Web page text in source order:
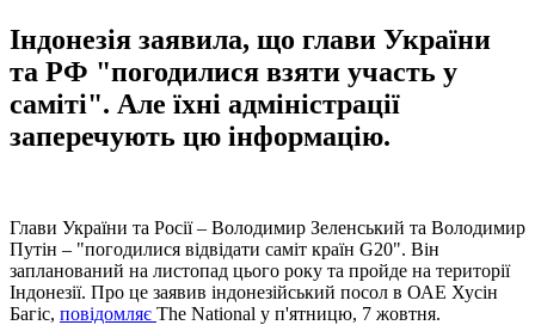
Індонезія заявила, що глави України
та РФ "погодилися взяти участь у
саміті". Але їхні адміністрації
заперечують цю інформацію.
Глави України та Росії – Володимир Зеленський та Володимир
Путін – "погодилися відвідати саміт країн G20". Він
запланований на листопад цього року та пройде на території
Індонезії. Про це заявив індонезійський посол в ОАЕ Хусін
Багіс, повідомляє The National у п'ятницю, 7 жовтня.